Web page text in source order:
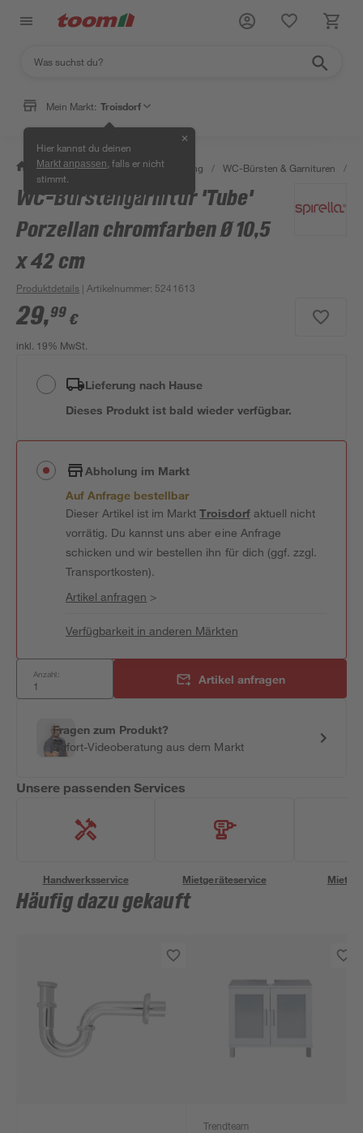
Mein Markt: Troisdorf
Hier kannst du deinen
Markt anpassen , falls er nicht
stimmt.
✕
/ Bad & Sanitär / Bad-Ausstattung / WC-Bürsten & Garnituren /
WC-Bürstengarnitur 'Tube'
Porzellan chromfarben Ø 10,5
x 42 cm
Produktdetails | Artikelnummer: 5241613
29,99 €
inkl. 19% MwSt.
Lieferung nach Hause
Dieses Produkt ist bald wieder verfügbar.
Abholung im Markt
Auf Anfrage bestellbar
Dieser Artikel ist im MarktTroisdorfaktuell nicht
vorrätig. Du kannst uns aber eine Anfrage
schicken und wir bestellen ihn für dich (ggf. zzgl.
Transportkosten).
Artikel anfragen >
Verfügbarkeit in anderen Märkten
Anzahl: Artikel anfragen
Fragen zum Produkt?
Sofort-Videoberatung aus dem Markt
Unsere passenden Services
Handwerksservice Mietgeräteservice
Häufig dazu gekauft
Trendteam